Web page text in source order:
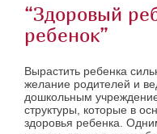
“Здоровый
ребенок”
Вырастить ребенка
желание родителей и
дошкольным
структуры, которые в
здоровья ребенка.